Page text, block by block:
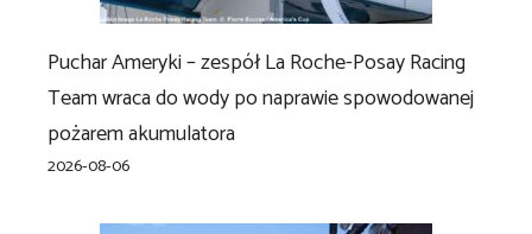
Puchar Ameryki – zespół La Roche-Posay Racing
Team wraca do wody po naprawie spowodowanej
pożarem akumulatora
2026-08-06